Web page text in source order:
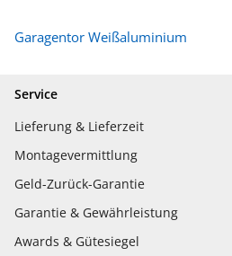
Garagentor Weißaluminium
Service
Lieferung & Lieferzeit
Montagevermittlung
Geld-Zurück-Garantie
Garantie & Gewährleistung
Awards & Gütesiegel